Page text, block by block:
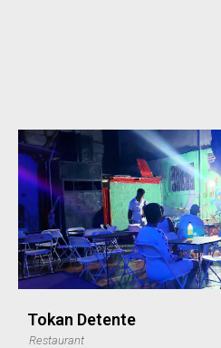
Tokan Detente
Restaurant